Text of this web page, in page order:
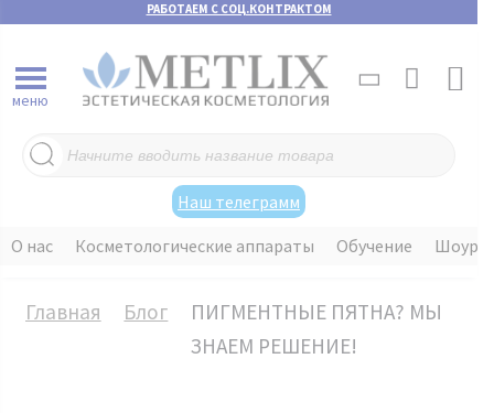
РАБОТАЕМ С СОЦ.КОНТРАКТОМ
Поиск
товаров
Наш телеграмм
меню
О нас Косметологические аппараты Обучение
Главная Блог
ПИГМЕНТНЫЕ ПЯТНА? МЫ
ЗНАЕМ РЕШЕНИЕ!